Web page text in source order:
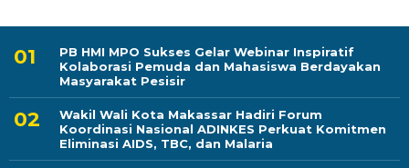
PB HMI MPO Sukses Gelar Webinar Inspiratif
Kolaborasi Pemuda dan Mahasiswa Berdayakan
Masyarakat Pesisir
Wakil Wali Kota Makassar Hadiri Forum
Koordinasi Nasional ADINKES Perkuat Komitmen
Eliminasi AIDS, TBC, dan Malaria